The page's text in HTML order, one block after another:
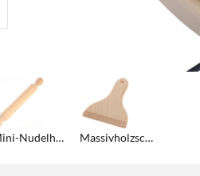
Mini-Nudelholz aus Buchenholz Massivholzschaber aus Buche